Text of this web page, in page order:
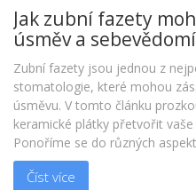
Jak zubní fazety
úsměv a sebevědomí
Zubní fazety jsou jednou z
stomatologie, které mohou
úsměvu. V tomto článku
keramické plátky přetvořit
Ponoříme se do různých
možných rizik po proces
cestu k pochopení, jak může
Číst více